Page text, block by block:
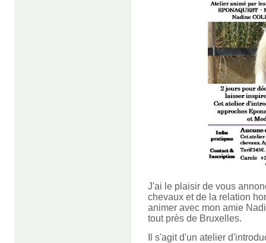
J'ai le plaisir de vous
chevaux et de la relation
animer avec mon amie
tout près de Bruxelles.
Il s'agit d'un atelier